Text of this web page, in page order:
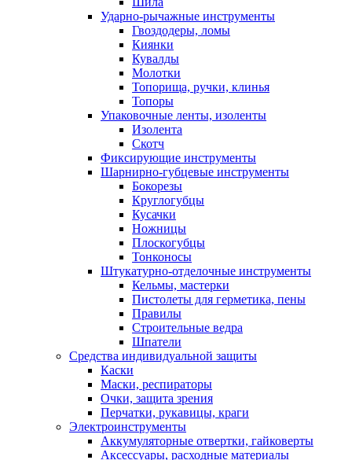
Ударно-рычажные инструменты
Гвоздодеры, ломы
Киянки
Кувалды
Молотки
Топорища, ручки, клинья
Топоры
Упаковочные ленты, изоленты
Изолента
Скотч
Фиксирующие инструменты
Шарнирно-губцевые инструменты
Бокорезы
Круглогубцы
Кусачки
Ножницы
Плоскогубцы
Тонконосы
Штукатурно-отделочные инструменты
Кельмы, мастерки
Пистолеты для герметика, пены
Правилы
Строительные ведра
Шпатели
Средства индивидуальной защиты
Каски
Маски, респираторы
Очки, защита зрения
Перчатки, рукавицы, краги
Электроинструменты
Аккумуляторные отвертки, гайковерты
Аксессуары, расходные материалы